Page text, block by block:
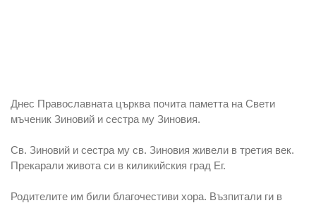
Днес Православната църква почита паметта на Свети
мъченик Зиновий и сестра му Зиновия.
Св. Зиновий и сестра му св. Зиновия живели в третия век.
Прекарали живота си в киликийския град Ег.
Родителите им били благочестиви хора. Възпитали ги в